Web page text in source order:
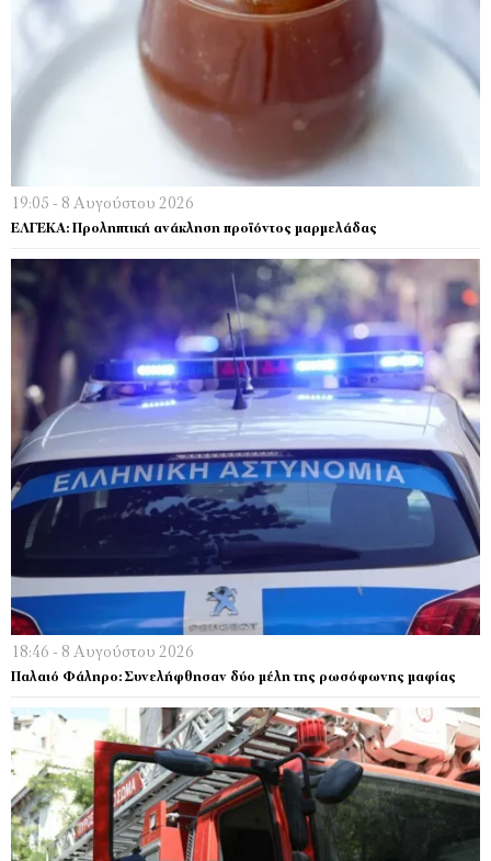
19:05 - 8 Αυγούστου 2026
ΕΛΓΕΚΑ: Προληπτική ανάκληση προϊόντος μαρμελάδας
18:46 - 8 Αυγούστου 2026
Παλαιό Φάληρο: Συνελήφθησαν δύο μέλη της ρωσόφωνης μαφίας